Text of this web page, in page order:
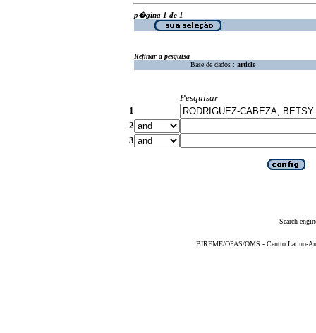
p�gina 1 de 1
Refinar a pesquisa
Base de dados : article
Pesquisar
1
2
3
Search
BIREME/OPAS/OMS - Centro Latino-